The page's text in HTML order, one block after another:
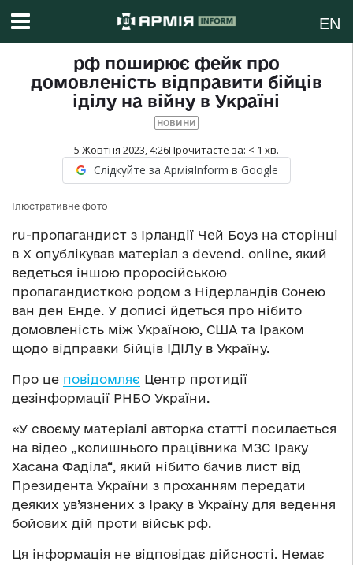
EN
рф поширює фейк про
домовленість відправити бійців
іділу на війну в Україні
НОВИНИ
5 Жовтня 2023, 4:26Прочитаєте за: < 1 хв.
Слідкуйте за АрміяInform в Google
Ілюстративне фото
ru-пропагандист з Ірландії Чей Боуз на сторінці
в Х опублікував матеріал з devend. online, який
ведеться іншою проросійською
пропагандисткою родом з Нідерландів Сонею
ван ден Енде. У дописі йдеться про нібито
домовленість між Україною, США та Іраком
щодо відправки бійців ІДІЛу в Україну.
Про це повідомляє Центр протидії
дезінформації РНБО України.
«У своєму матеріалі авторка статті посилається
на відео „колишнього працівника МЗС Іраку
Хасана Фаділа“, який нібито бачив лист від
Президента України з проханням передати
деяких ув’язнених з Іраку в Україну для ведення
бойових дій проти військ рф.
Ця інформація не відповідає дійсності. Немає